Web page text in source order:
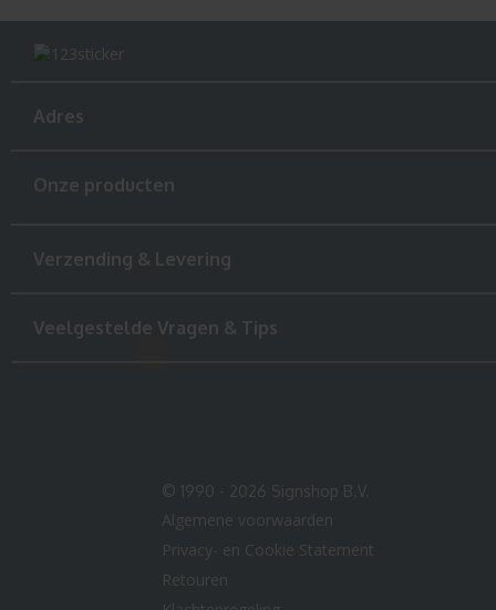
Adres
Onze producten
Verzending & Levering
Veelgestelde Vragen & Tips
© 1990 - 2026 Signshop B.V.
Algemene voorwaarden
Privacy- en Cookie Statement
Retouren